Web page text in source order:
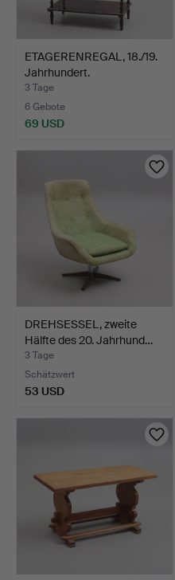
ETAGERENREGAL, 18./19.
Jahrhundert.
3 Tage
6 Gebote
69 USD
DREHSESSEL, zweite
Hälfte des 20. Jahrhund…
3 Tage
Schätzwert
53 USD